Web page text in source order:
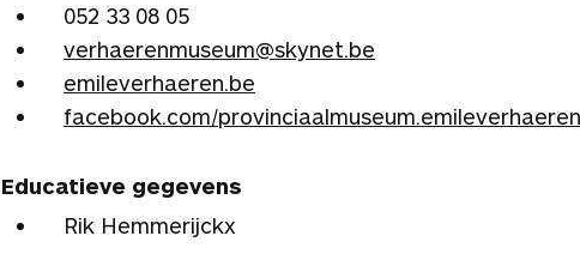
052 33 08 05
verhaerenmuseum@skynet.be
emileverhaeren.be
facebook.com/provinciaalmuseum.emileverhaeren
Educatieve gegevens
Rik Hemmerijckx